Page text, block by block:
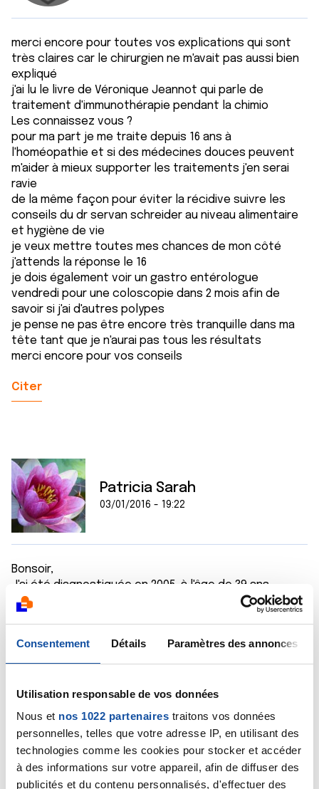
Consentement Détails Paramètres des annonces
Utilisation responsable de vos données
Nous et nos 1022 partenaires traitons vos données
personnelles, telles que votre adresse IP, en utilisant des
technologies comme les cookies pour stocker et accéder
à des informations sur votre appareil, afin de diffuser des
publicités et du contenu personnalisés, d'effectuer des
merci encore pour toutes vos explications qui sont
très claires car le chirurgien ne m'avait pas aussi bien
expliqué
j'ai lu le livre de Véronique Jeannot qui parle de
traitement d'immunothérapie pendant la chimio
Les connaissez vous ?
pour ma part je me traite depuis 16 ans à
l'homéopathie et si des médecines douces peuvent
m'aider à mieux supporter les traitements j'en serai
ravie
de la même façon pour éviter la récidive suivre les
conseils du dr servan schreider au niveau alimentaire
et hygiène de vie
je veux mettre toutes mes chances de mon côté
j'attends la réponse le 16
je dois également voir un gastro entérologue
vendredi pour une coloscopie dans 2 mois afin de
savoir si j'ai d'autres polypes
je pense ne pas être encore très tranquille dans ma
tête tant que je n'aurai pas tous les résultats
merci encore pour vos conseils
Citer
Patricia Sarah
03/01/2016 - 19:22
Bonsoir,
J'ai été diagnostiquée en 2005, à l'âge de 39 ans.
Adénocarcinome, détecté suite à des pertes de sang
et des maux de ventre. Opération, avec 16 cm de
Puis 12 séances de chimio préventive. Tout s'est très
bien passé. Je n'ai pas perdu mes cheveux ; par
séances de chimio se sont bien passées au début,
puis sont devenues plus pénibles vers la fin (nausées,
fatigue), mais c'est malheureusement les
inconvénients de la chimio.
J'ai pris des "médecines douces" (gélules à base de
plantes, préparations diverses, vitamines ...